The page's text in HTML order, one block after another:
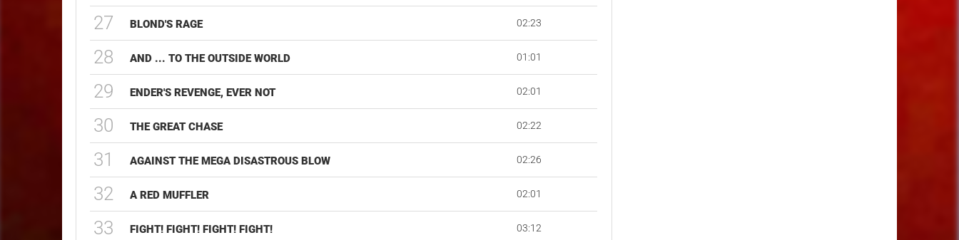
27 BLOND'S RAGE 02:23
28 AND ... TO THE OUTSIDE WORLD 01:01
29 ENDER'S REVENGE, EVER NOT 02:01
30 THE GREAT CHASE 02:22
31 AGAINST THE MEGA DISASTROUS BLOW 02:26
32 A RED MUFFLER 02:01
33 FIGHT! FIGHT! FIGHT! FIGHT! 03:12